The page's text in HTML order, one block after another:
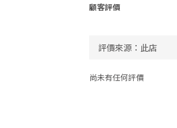
顧客評價
尚未有任何評價